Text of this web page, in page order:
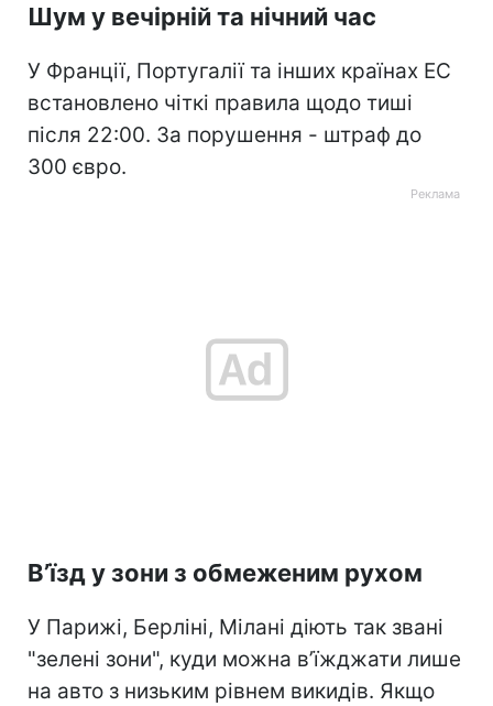
Шум у вечірній та нічний час
У Франції, Португалії та інших країнах ЕС
встановлено чіткі правила щодо тиші
після 22:00. За порушення - штраф до
300 євро.
В’їзд у зони з обмеженим рухом
У Парижі, Берліні, Мілані діють так звані
"зелені зони", куди можна в’їжджати лише
на авто з низьким рівнем викидів. Якщо